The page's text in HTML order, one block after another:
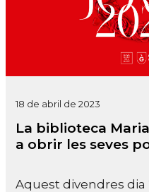
18 de abril de 2023
La biblioteca
a obrir les seves
Aquest divendres dia